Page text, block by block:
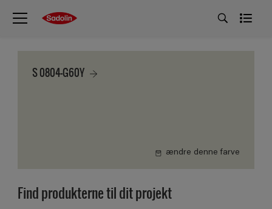
S 0804-G60Y
ændre denne farve
Find produkterne til dit projekt